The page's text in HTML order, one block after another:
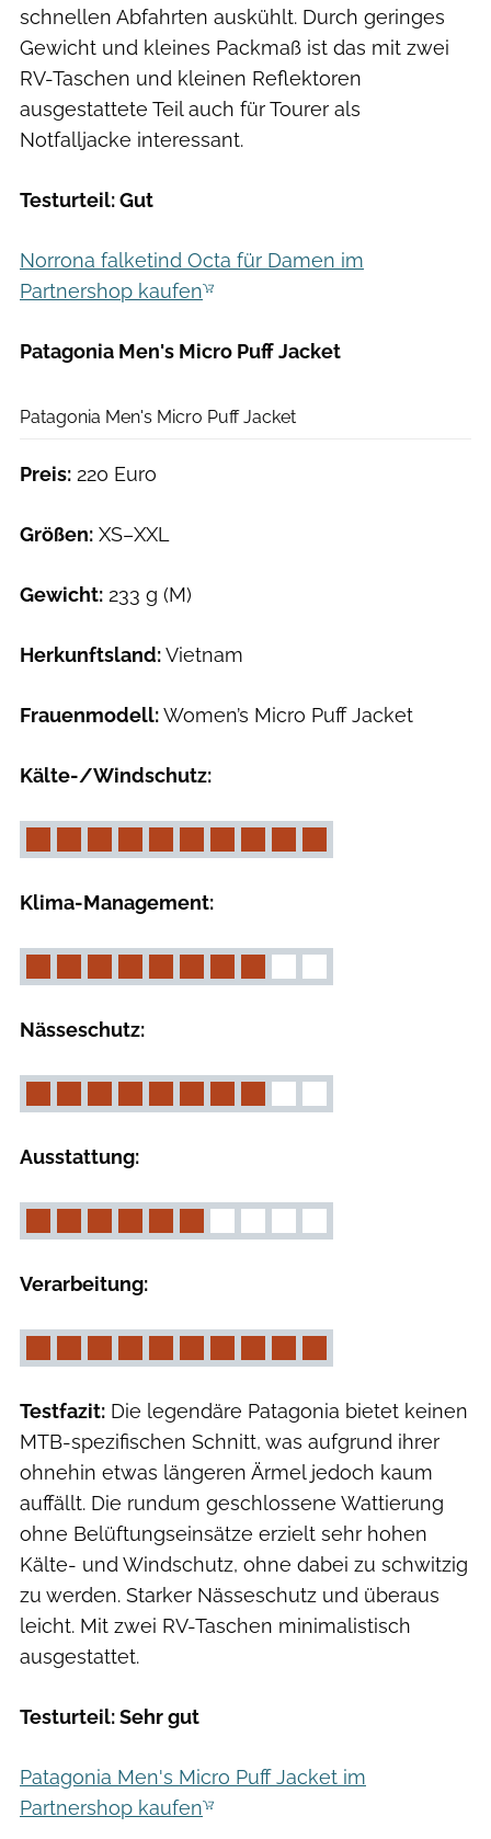
schnellen Abfahrten auskühlt. Durch geringes
Gewicht und kleines Packmaß ist das mit zwei
RV-Taschen und kleinen Reflektoren
ausgestattete Teil auch für Tourer als
Notfalljacke interessant.
Testurteil: Gut
Norrona falketind Octa für Damen im
Partnershop kaufen
Patagonia Men's Micro Puff Jacket
Patagonia Men's Micro Puff Jacket
Preis: 220 Euro
Größen: XS–XXL
Gewicht: 233 g (M)
Herkunftsland:Vietnam
Frauenmodell:Women’s Micro Puff Jacket
Kälte-/Windschutz:
Klima-Management:
Nässeschutz:
Ausstattung:
Verarbeitung:
Testfazit: Die legendäre Patagonia bietet keinen
MTB-spezifischen Schnitt, was aufgrund ihrer
ohnehin etwas längeren Ärmel jedoch kaum
auffällt. Die rundum geschlossene Wattierung
ohne Belüftungseinsätze erzielt sehr hohen
Kälte- und Windschutz, ohne dabei zu schwitzig
zu werden. Starker Nässeschutz und überaus
leicht. Mit zwei RV-Taschen minimalistisch
ausgestattet.
Testurteil: Sehr gut
Patagonia Men's Micro Puff Jacket im
Partnershop kaufen